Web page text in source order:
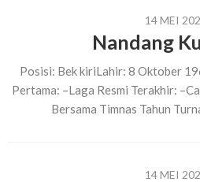
14 MEI
Nandang
Posisi: Bek kiriLahir: 8 Oktober
Pertama: –Laga Resmi Terakhir:
Bersama Timnas Tahun
14 MEI